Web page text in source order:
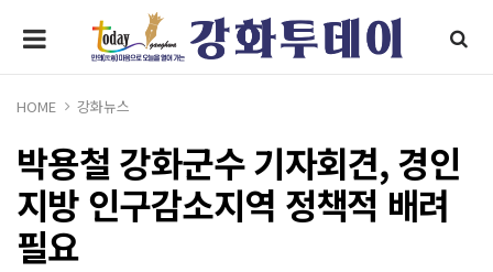
HOME 강화뉴스
박용철 강화군수 기자회견, 경인
지방 인구감소지역 정책적 배려
필요